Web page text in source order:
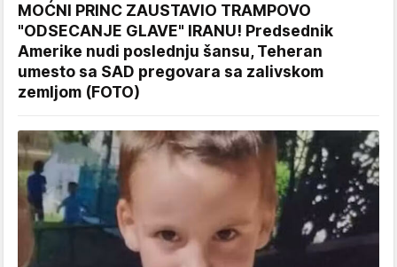
MOĆNI PRINC ZAUSTAVIO TRAMPOVO
"ODSECANJE GLAVE" IRANU! Predsednik
Amerike nudi poslednju šansu, Teheran
umesto sa SAD pregovara sa zalivskom
zemljom (FOTO)